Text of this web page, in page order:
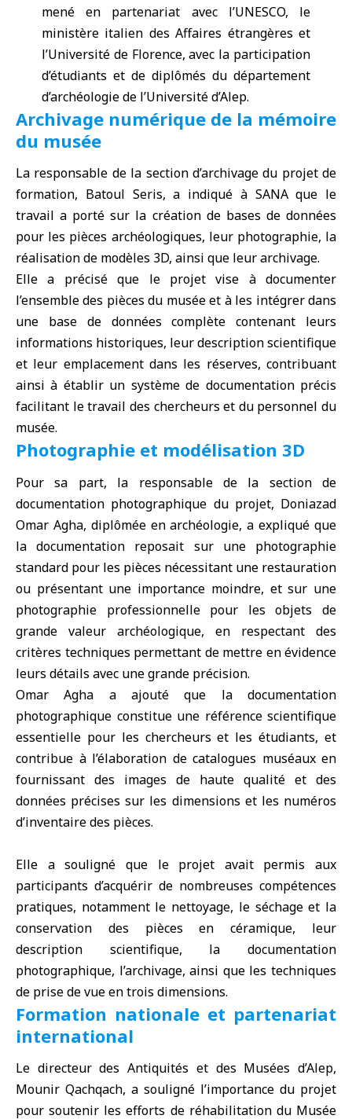
mené en partenariat avec l’UNESCO, le
ministère italien des Affaires étrangères et
l’Université de Florence, avec la participation
d’étudiants et de diplômés du département
d’archéologie de l’Université d’Alep.
Archivage numérique de la mémoire
du musée
La responsable de la section d’archivage du projet de
formation, Batoul Seris, a indiqué à SANA que le
travail a porté sur la création de bases de données
pour les pièces archéologiques, leur photographie, la
réalisation de modèles 3D, ainsi que leur archivage.
Elle a précisé que le projet vise à documenter
l’ensemble des pièces du musée et à les intégrer dans
une base de données complète contenant leurs
informations historiques, leur description scientifique
et leur emplacement dans les réserves, contribuant
ainsi à établir un système de documentation précis
facilitant le travail des chercheurs et du personnel du
musée.
Photographie et modélisation 3D
Pour sa part, la responsable de la section de
documentation photographique du projet, Doniazad
Omar Agha, diplômée en archéologie, a expliqué que
la documentation reposait sur une photographie
standard pour les pièces nécessitant une restauration
ou présentant une importance moindre, et sur une
photographie professionnelle pour les objets de
grande valeur archéologique, en respectant des
critères techniques permettant de mettre en évidence
leurs détails avec une grande précision.
Omar Agha a ajouté que la documentation
photographique constitue une référence scientifique
essentielle pour les chercheurs et les étudiants, et
contribue à l’élaboration de catalogues muséaux en
fournissant des images de haute qualité et des
données précises sur les dimensions et les numéros
d’inventaire des pièces.
Elle a souligné que le projet avait permis aux
participants d’acquérir de nombreuses compétences
pratiques, notamment le nettoyage, le séchage et la
conservation des pièces en céramique, leur
description scientifique, la documentation
photographique, l’archivage, ainsi que les techniques
de prise de vue en trois dimensions.
Formation nationale et partenariat
international
Le directeur des Antiquités et des Musées d’Alep,
Mounir Qachqach, a souligné l’importance du projet
pour soutenir les efforts de réhabilitation du Musée